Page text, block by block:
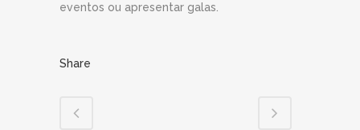
eventos ou apresentar galas.
Share